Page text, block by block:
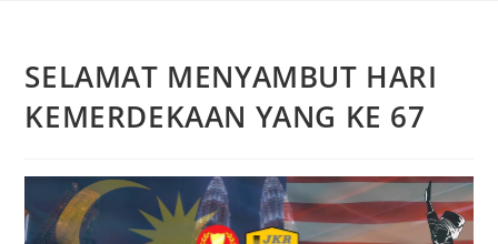
SELAMAT MENYAMBUT HARI
KEMERDEKAAN YANG KE 67